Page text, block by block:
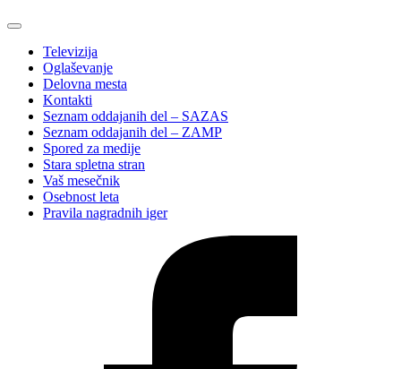
Televizija
Oglaševanje
Delovna mesta
Kontakti
Seznam oddajanih del – SAZAS
Seznam oddajanih del – ZAMP
Spored za medije
Stara spletna stran
Vaš mesečnik
Osebnost leta
Pravila nagradnih iger